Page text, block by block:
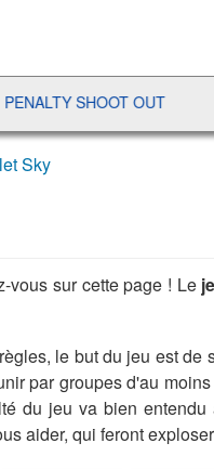
OUT
Sky
vous sur cette page ! Le
le but du jeu est
par groupes d'au
du jeu va bien
aider, qui feront